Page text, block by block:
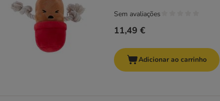
11,49 €
Sem avaliações
Adicionar ao carrinho